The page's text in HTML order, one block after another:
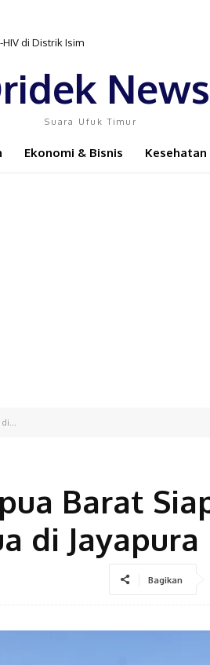
HIV di Distrik Isim
News
Suara Ufuk Timur
Ekonomi & Bisnis Kesehatan
di...
Barat
di Jayapura
Bagikan